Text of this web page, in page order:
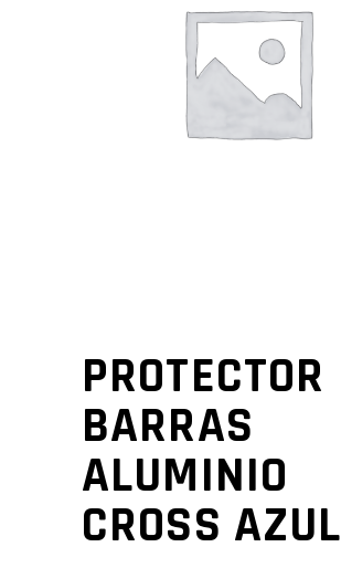
PROTECTOR
BARRAS
ALUMINIO
CROSS AZUL